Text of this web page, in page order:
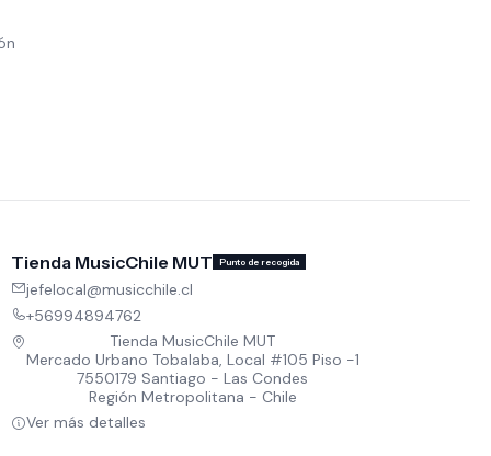
Tienda MusicChile MUT Punto de recogida
jefelocal@musicchile.cl
+56994894762
Tienda MusicChile MUT
Mercado Urbano Tobalaba, Local #105 Piso -1
7550179 Santiago - Las Condes
Región Metropolitana - Chile
Ver más detalles